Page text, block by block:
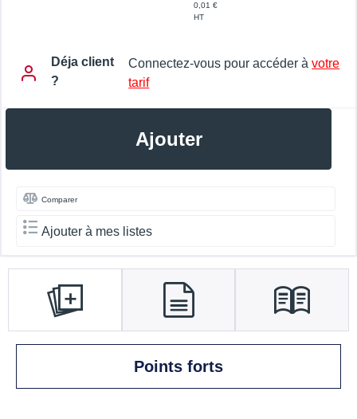
0,01 €
HT
Déja client
?
Connectez-vous pour accéder àvotre
tarif
Ajouter
Comparer
Ajouter à mes listes
Points forts